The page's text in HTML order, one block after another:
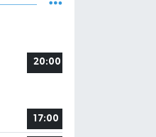
20:00
17:00